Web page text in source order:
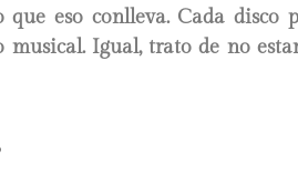
eso conlleva. Cada disco
musical. Igual, trato de no